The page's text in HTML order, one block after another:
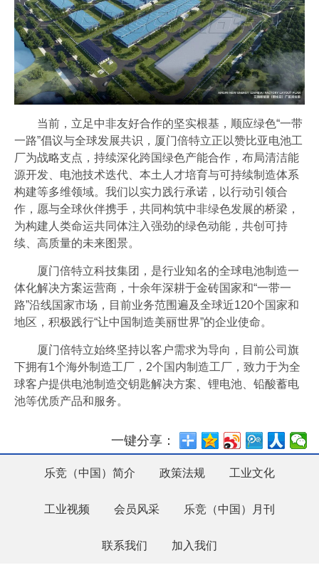
当前，立足中非友好合作的坚实根基，顺应绿色“一带
一路”倡议与全球发展共识，厦门倍特立正以赞比亚电池工
厂为战略支点，持续深化跨国绿色产能合作，布局清洁能
源开发、电池技术迭代、本土人才培育与可持续制造体系
构建等多维领域。我们以实力践行承诺，以行动引领合
作，愿与全球伙伴携手，共同构筑中非绿色发展的桥梁，
为构建人类命运共同体注入强劲的绿色动能，共创可持
续、高质量的未来图景。
厦门倍特立科技集团，是行业知名的全球电池制造一
体化解决方案运营商，十余年深耕于金砖国家和“一带一
路”沿线国家市场，目前业务范围遍及全球近120个国家和
地区，积极践行“让中国制造美丽世界”的企业使命。
厦门倍特立始终坚持以客户需求为导向，目前公司旗
下拥有1个海外制造工厂，2个国内制造工厂，致力于为全
球客户提供电池制造交钥匙解决方案、锂电池、铅酸蓄电
池等优质产品和服务。
一键分享：
乐竞（中国）简介 政策法规 工业文化
工业视频 会员风采 乐竞（中国）月刊
联系我们 加入我们